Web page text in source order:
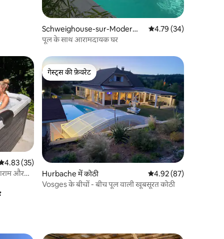
Schweighouse-sur-Moder
में कोठी
औसत रेटिंग 5 में से 4.79,
4.79 (34)
पूल के साथ आरामदायक घर
रेटिंग 5 में से 4.83, 35 समीक्षाएँ
4.83 (35)
और
गेस्ट्स की फ़ेवरेट
गेस्ट्स की फ़ेवरेट
Hurbache में कोठी औसत रेटिंग 5 में से 4.92,
4.92 (87)
Vosges के बीचों - बीच पूल वाली खूबसूरत कोठी